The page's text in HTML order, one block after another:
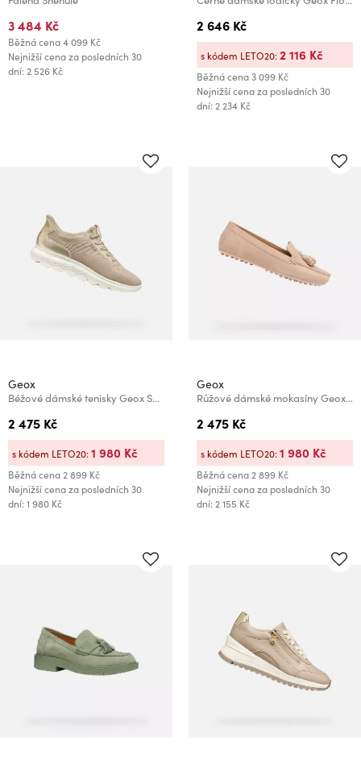
3 484 Kč
Běžná cena4 099 Kč
Nejnižší cena za posledních 30
dní: 2 526 Kč
2 646 Kč
Běžná cena3 099 Kč
Nejnižší cena za posledních 30
dní: 2 234 Kč
s kódem LETO20:2 116 Kč
Geox
Béžové dámské tenisky Geox Spherica Plus
2 475 Kč
Běžná cena2 899 Kč
Nejnižší cena za posledních 30
dní: 1 980 Kč
s kódem LETO20:1 980 Kč
Geox
Růžové dámské mokasíny Geox Kalistena
2 475 Kč
Běžná cena2 899 Kč
Nejnižší cena za posledních 30
dní: 2 155 Kč
s kódem LETO20:1 980 Kč